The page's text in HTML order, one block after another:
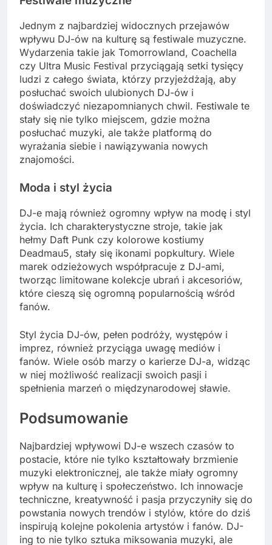
Jednym z najbardziej widocznych przejawów
wpływu DJ-ów na kulturę są festiwale muzyczne.
Wydarzenia takie jak Tomorrowland, Coachella
czy Ultra Music Festival przyciągają setki tysięcy
ludzi z całego świata, którzy przyjeżdżają, aby
posłuchać swoich ulubionych DJ-ów i
doświadczyć niezapomnianych chwil. Festiwale te
stały się nie tylko miejscem, gdzie można
posłuchać muzyki, ale także platformą do
wyrażania siebie i nawiązywania nowych
znajomości.
Moda i styl życia
DJ-e mają również ogromny wpływ na modę i styl
życia. Ich charakterystyczne stroje, takie jak
hełmy Daft Punk czy kolorowe kostiumy
Deadmau5, stały się ikonami popkultury. Wiele
marek odzieżowych współpracuje z DJ-ami,
tworząc limitowane kolekcje ubrań i akcesoriów,
które cieszą się ogromną popularnością wśród
fanów.
Styl życia DJ-ów, pełen podróży, występów i
imprez, również przyciąga uwagę mediów i
fanów. Wiele osób marzy o karierze DJ-a, widząc
w niej możliwość realizacji swoich pasji i
spełnienia marzeń o międzynarodowej sławie.
Podsumowanie
Najbardziej wpływowi DJ-e wszech czasów to
postacie, które nie tylko kształtowały brzmienie
muzyki elektronicznej, ale także miały ogromny
wpływ na kulturę i społeczeństwo. Ich innowacje
techniczne, kreatywność i pasja przyczyniły się do
powstania nowych trendów i stylów, które do dziś
inspirują kolejne pokolenia artystów i fanów. DJ-
ing to nie tylko sztuka miksowania muzyki, ale